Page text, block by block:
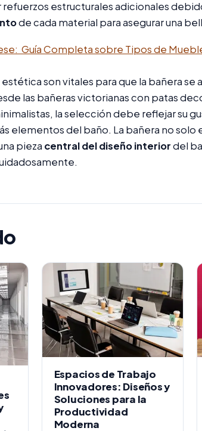
estructurales adicionales
de cada material para asegurar una
Guía Completa sobre Tipos de
son vitales para que la bañera
las bañeras victorianas con patas
la selección debe reflejar su
elementos del baño. La bañera no solo
pieza central del diseño interiordel
Espacios de Trabajo
Innovadores: Diseños y
Soluciones para la
Productividad
Moderna